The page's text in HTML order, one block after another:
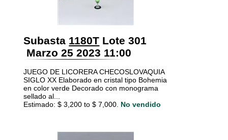
Subasta 1180T Lote 301
Marzo 25 2023 11:00
JUEGO DE LICORERA CHECOSLOVAQUIA
SIGLO XX Elaborado en cristal tipo Bohemia
en color verde Decorado con monograma
sellado al...
Estimado: $ 3,200 to $ 7,000. No vendido